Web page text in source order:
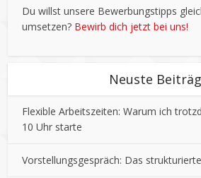
Du willst unsere Bewerbungstipps
umsetzen? Bewirb dich jetzt bei uns!
Neuste
Flexible Arbeitszeiten: Warum ich
10 Uhr starte
Vorstellungsgespräch: Das